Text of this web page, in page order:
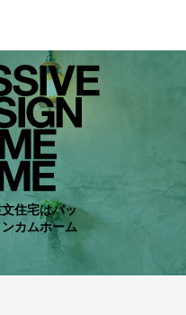
住宅はパッ
カムホーム